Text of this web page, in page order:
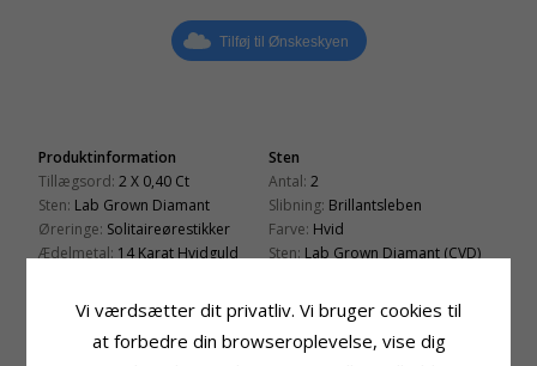
Tilføj til Ønskeskyen
Produktinformation
Tillægsord: 2 X 0,40 Ct
Sten: Lab Grown Diamant
Øreringe: Solitaireørestikker
Ædelmetal: 14 Karat Hvidguld
Sten
Antal: 2
Slibning: Brillantsleben
Farve: Hvid
Sten: Lab Grown Diamant (CVD)
Diamant Farve:
Top Wesselton (F)
Diamant Klarhed:
Carat: 0,80
Vi værdsætter dit privatliv. Vi bruger cookies til
at forbedre din browseroplevelse, vise dig